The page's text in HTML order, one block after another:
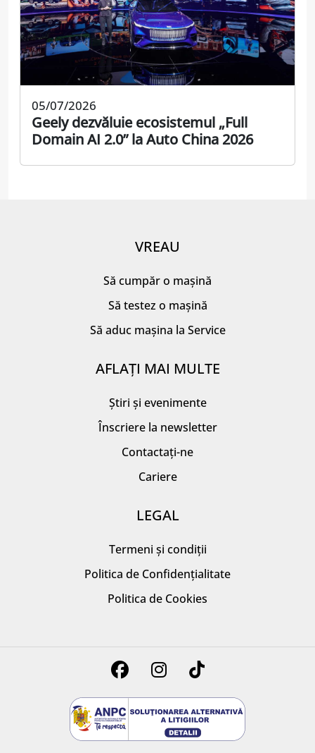
05/07/2026
Geely dezvăluie ecosistemul „Full
Domain AI 2.0” la Auto China 2026
VREAU
Să cumpăr o mașină
Să testez o mașină
Să aduc mașina la Service
AFLAȚI MAI MULTE
Știri și evenimente
Înscriere la newsletter
Contactați-ne
Cariere
LEGAL
Termeni și condiții
Politica de Confidențialitate
Politica de Cookies